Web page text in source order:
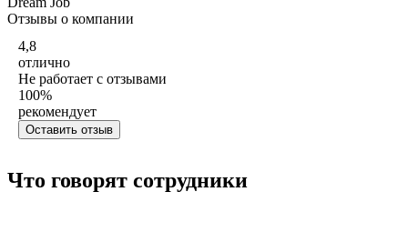
Отзывы о компании
4,8
отлично
Не работает с отзывами
100%
рекомендует
Оставить отзыв
Что говорят сотрудники